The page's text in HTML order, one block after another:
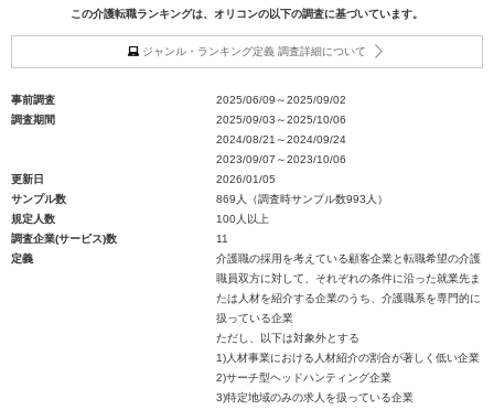
この介護転職ランキングは、オリコンの以下の調査に基づいています。
ジャンル・ランキング定義 調査詳細について
事前調査
2025/06/09～2025/09/02
調査期間
2025/09/03～2025/10/06
2024/08/21～2024/09/24
2023/09/07～2023/10/06
更新日
2026/01/05
サンプル数
869人（調査時サンプル数993人）
規定人数
100人以上
調査企業(サービス)数
11
定義
介護職の採用を考えている顧客企業と転職希望の介護
職員双方に対して、それぞれの条件に沿った就業先ま
たは人材を紹介する企業のうち、介護職系を専門的に
扱っている企業
ただし、以下は対象外とする
1)人材事業における人材紹介の割合が著しく低い企業
2)サーチ型ヘッドハンティング企業
3)特定地域のみの求人を扱っている企業